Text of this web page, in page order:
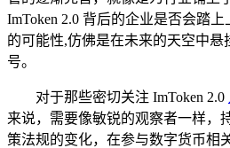
ImToken 2.0 背后的企业是否会踏
的可能性,仿佛是在未来的天空中悬
号。
对于那些密切关注 ImToken 2.0
来说，需要像敏锐的观察者一样，
策法规的变化，在参与数字货币相